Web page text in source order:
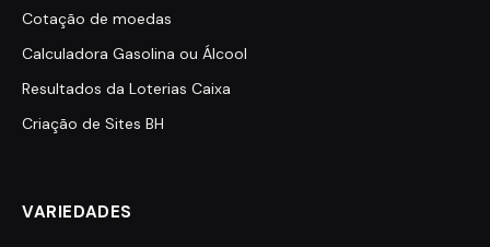
Cotação de moedas
Calculadora Gasolina ou Álcool
Resultados da Loterias Caixa
Criação de Sites BH
VARIEDADES